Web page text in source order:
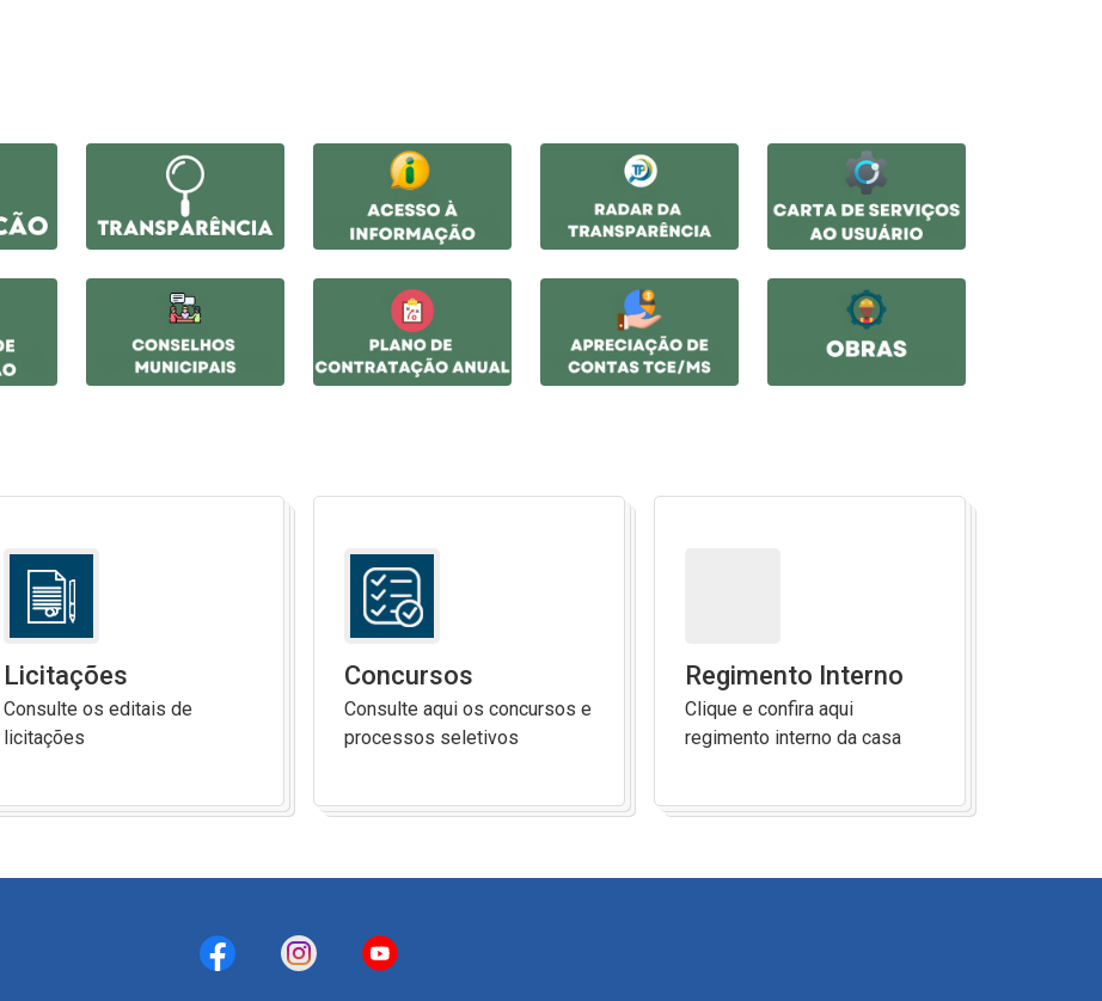
Licitações
Consulte os editais de
licitações
Concursos
Consulte aqui os concursos e
processos seletivos
Regimento Interno
Clique e confira aqui
regimento interno da casa